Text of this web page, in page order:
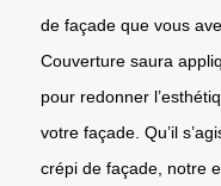
de façade que vous
Couverture saura
pour redonner
votre façade. Qu’il
crépi de façade, notre